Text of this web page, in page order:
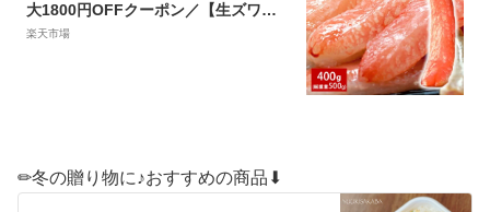
大1800円OFFクーポン／【生ズワイ
ガニ ポーション 400g(総重量500g/20
楽天市場
✏︎冬の贈り物に♪おすすめの商品⬇︎